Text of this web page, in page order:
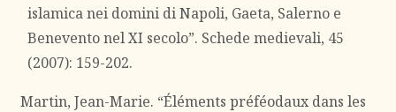
islamica nei domini di Napoli, Gaeta, Salerno e
Benevento nel XI secolo”. Schede medievali, 45
(2007): 159-202.
Martin, Jean-Marie. “Éléments préféodaux dans les